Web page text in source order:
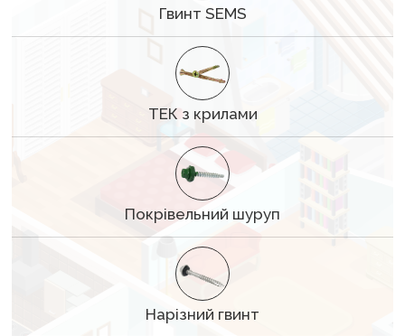
Гвинт SEMS
ТЕК з крилами
Покрівельний шуруп
Нарізний гвинт